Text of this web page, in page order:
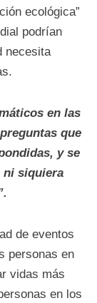
ecológica”
podrían
necesita
en las
que
y se
ni siquiera
de eventos
personas en
vidas más
en los